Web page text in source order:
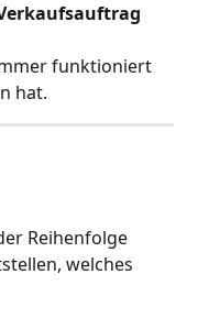
funktioniert
hat.
Reihenfolge
welches